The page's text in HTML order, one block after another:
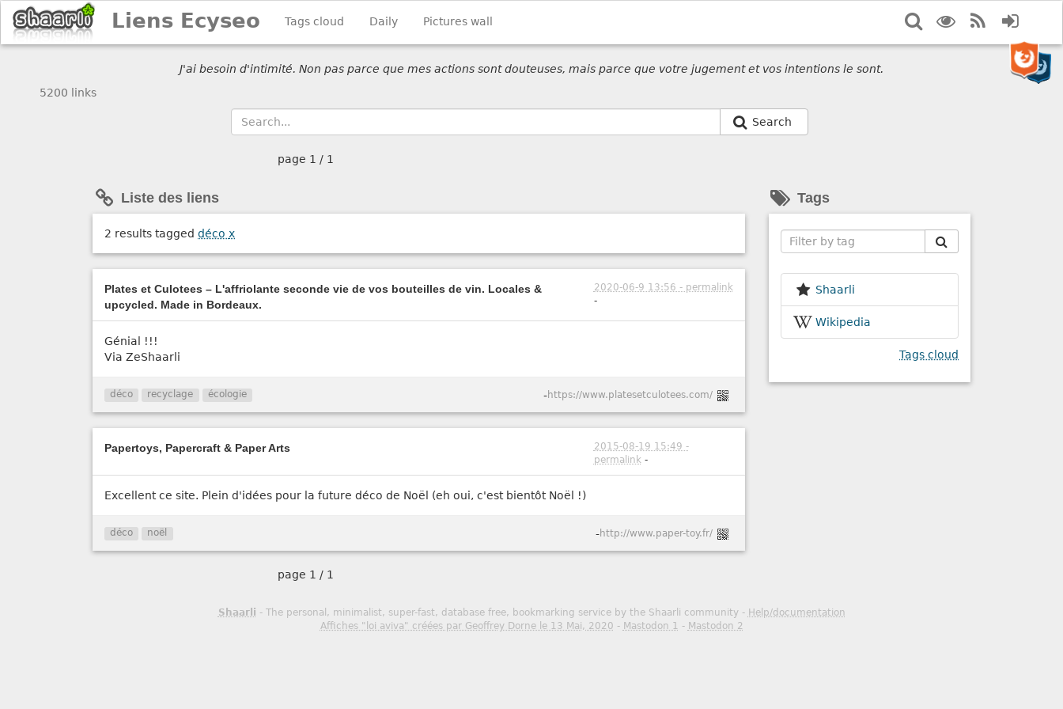
Liens Ecyseo Tags cloud Daily Pictures wall SearchDisplay
RSS
J'ai besoin d'intimité. Non pas parce que mes actions sont douteuses, mais parce que votre jugement et vos intentions le sont.
5200 links
Search
page 1 / 1
Liste des liens
2 results tagged déco x
Plates et Culotees – L'affriolante seconde vie de vos bouteilles de vin. Locales &
upcycled. Made in Bordeaux.
2020-06-9 13:56 - permalink
-
Génial !!!
Via ZeShaarli
déco recyclage écologie -https://www.platesetculotees.com/
Papertoys, Papercraft & Paper Arts
2015-08-19 15:49 -
permalink-
Excellent ce site. Plein d'idées pour la future déco de Noël (eh oui, c'est bientôt Noël !)
déco noël -http://www.paper-toy.fr/
page 1 / 1
Tags
Shaarli
Wikipedia
Tags cloud
Shaarli - The personal, minimalist, super-fast, database free, bookmarking service by the Shaarli community - Help/documentation
Affiches "loi aviva" créées par Geoffrey Dorne le 13 Mai, 2020 - Mastodon 1 - Mastodon 2